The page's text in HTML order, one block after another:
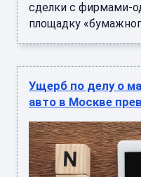
сделки с фирмами-
площадку
Ущерб по делу о
авто в Москве